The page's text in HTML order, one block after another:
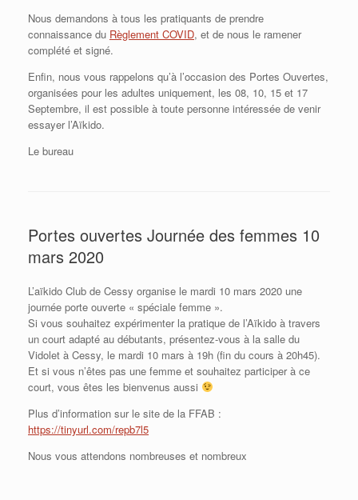
Nous demandons à tous les pratiquants de prendre
connaissance du Règlement COVID, et de nous le ramener
complété et signé.
Enfin, nous vous rappelons qu’à l’occasion des Portes Ouvertes,
organisées pour les adultes uniquement, les 08, 10, 15 et 17
Septembre, il est possible à toute personne intéressée de venir
essayer l’Aïkido.
Le bureau
Portes ouvertes Journée des femmes 10
mars 2020
L’aïkido Club de Cessy organise le mardi 10 mars 2020 une
journée porte ouverte « spéciale femme ».
Si vous souhaitez expérimenter la pratique de l’Aïkido à travers
un court adapté au débutants, présentez-vous à la salle du
Vidolet à Cessy, le mardi 10 mars à 19h (fin du cours à 20h45).
Et si vous n’êtes pas une femme et souhaitez participer à ce
court, vous êtes les bienvenus aussi
Plus d’information sur le site de la FFAB :
https://tinyurl.com/repb7l5
Nous vous attendons nombreuses et nombreux